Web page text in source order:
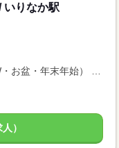
いりなか駅
）